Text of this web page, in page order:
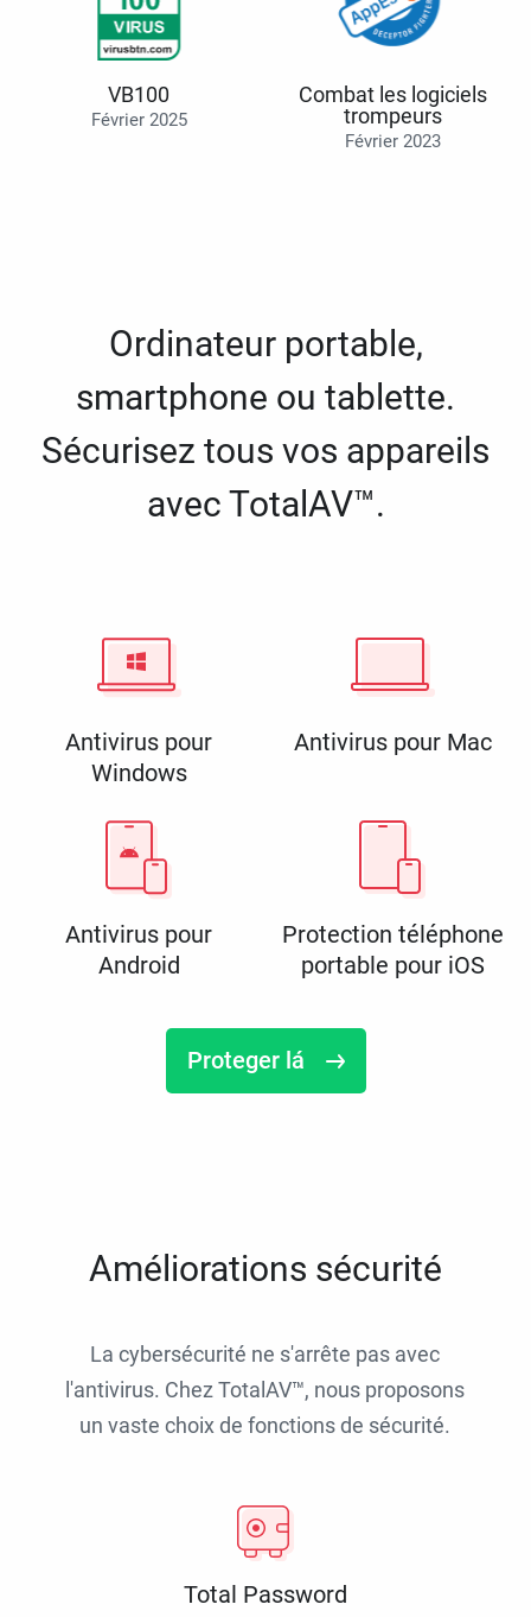
VB100
Février 2025
Combat les logiciels
trompeurs
Février 2023
Ordinateur portable,
smartphone ou tablette.
Sécurisez tous vos appareils
avec TotalAV™.
Antivirus pour
Windows
Antivirus pour Mac
Antivirus pour
Android
Protection téléphone
portable pour iOS
Proteger lá
Améliorations sécurité
La cybersécurité ne s'arrête pas avec
l'antivirus. Chez TotalAV™, nous proposons
un vaste choix de fonctions de sécurité.
Total Password